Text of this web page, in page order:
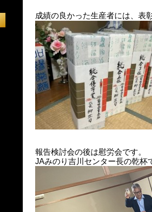
成績の良かった生産者には、表
報告検討会の後は慰労会です。
JAみのり吉川センター長の乾杯